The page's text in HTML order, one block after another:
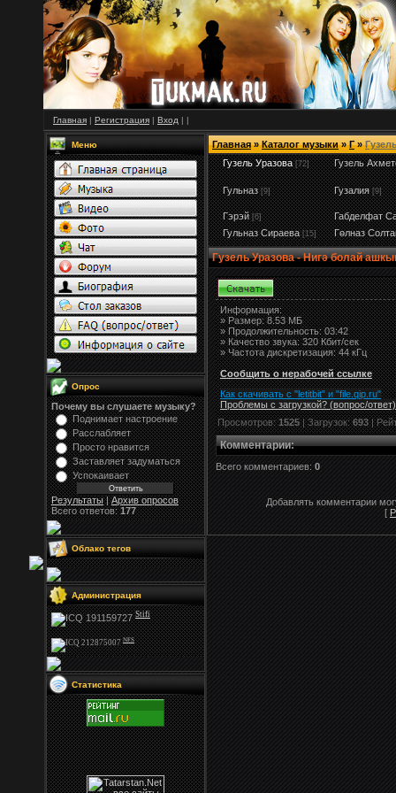
Главная | Регистрация | Вход | |
Меню
Опрос
Почему вы слушаете музыку?
Поднимает настроение
Расслабляет
Просто нравится
Заставляет задуматься
Успокаивает
Результаты|Архив опросов
Всего ответов:177
Облако тегов
Администрация
Stifi
NFS
Статистика
Главная»Каталог музыки»Г»
Гузель Уразова [72] Гузель
Гульназ [9] Гузалия [9]
Гэрэй [6]
Габделфат
Гульназ Сираева [15] Гөлназ
Гузель Уразова - Нигә болай
Информация:
»Размер:8.53 МБ
» Продолжительность: 03:42
» Качество звука: 320 Кбит/сек
» Частота дискретизация: 44 кГц
Сообщить о нерабочей ссылке
Как скачивать с "letitbit" и "file.qip.ru"
Проблемы с загрузкой? (вопрос/ответ)
Просмотров:1525| Загрузок:693|
Комментарии:
Всего комментариев: 0
Добавлять комментарии
[